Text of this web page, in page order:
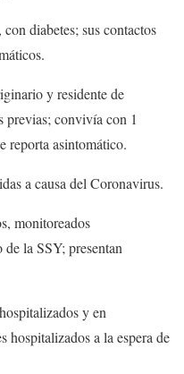
diabetes; sus contactos
y residente de
previas; convivía con 1
reporta asintomático.
a causa del Coronavirus.
monitoreados
la SSY; presentan
y en
hospitalizados a la espera de